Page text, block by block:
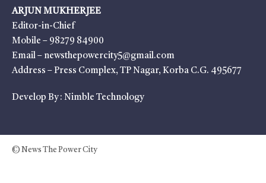
ARJUN MUKHERJEE
Editor-in-Chief
Mobile – 98279 84900
Email – newsthepowercity5@gmail.com
Address – Press Complex, TP Nagar, Korba C.G. 495677
Develop By : Nimble Technology
© News The Power City